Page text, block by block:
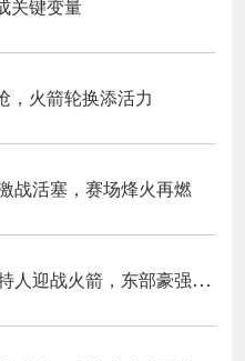
关键变量
，火箭轮换添活力
战活塞，赛场烽火再燃
，东部豪强与西部新锐的激情碰撞